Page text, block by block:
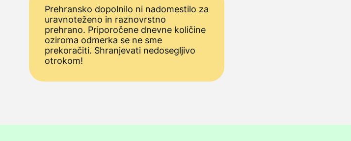
Prehransko dopolnilo ni nadomestilo za
uravnoteženo in raznovrstno
prehrano. Priporočene dnevne količine
oziroma odmerka se ne sme
prekoračiti. Shranjevati nedosegljivo
otrokom!